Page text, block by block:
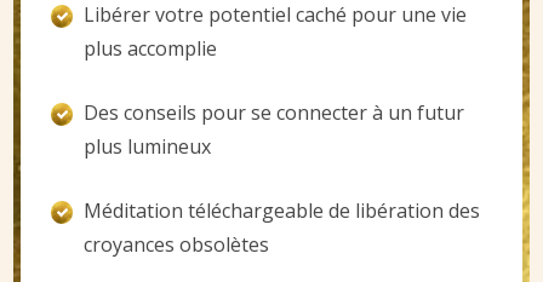
Libérer votre potentiel caché pour une vie
plus accomplie
Des conseils pour se connecter à un futur
plus lumineux
Méditation téléchargeable de libération des
croyances obsolètes